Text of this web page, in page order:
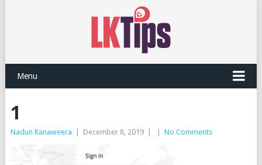
Menu
1
Nadun Ranaweera December 8, 2019 No Comments